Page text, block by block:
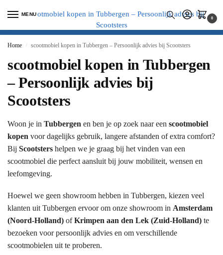
MENU
0
Home / scootmobiel kopen in Tubbergen – Persoonlijk advies bij Scootsters
scootmobiel kopen in Tubbergen
– Persoonlijk advies bij
Scootsters
Woon je in Tubbergen en ben je op zoek naar een scootmobiel
kopen voor dagelijks gebruik, langere afstanden of extra comfort?
Bij Scootsters helpen we je graag bij het vinden van een
scootmobiel die perfect aansluit bij jouw mobiliteit, wensen en
leefomgeving.
Hoewel we geen showroom hebben in Tubbergen, kiezen veel
klanten uit Tubbergen ervoor om onze showroom in Amsterdam
(Noord-Holland) ofKrimpen aan den Lek (Zuid-Holland) te
bezoeken voor persoonlijk advies en om verschillende
scootmobielen uit te proberen.